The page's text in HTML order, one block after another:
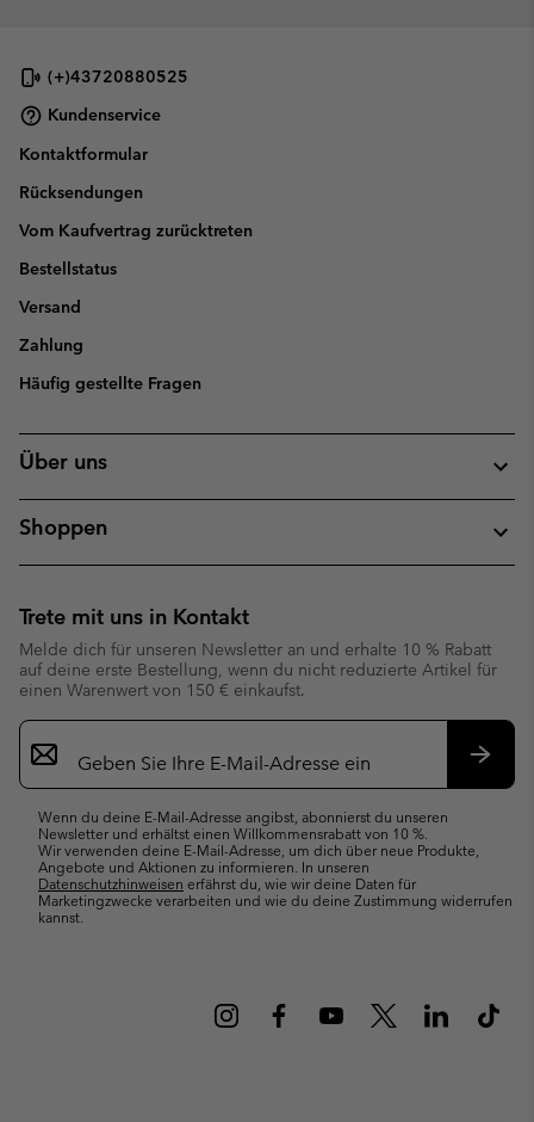
(+)43720880525
Kundenservice
Kontaktformular
Rücksendungen
Vom Kaufvertrag zurücktreten
Bestellstatus
Versand
Zahlung
Häufig gestellte Fragen
Über uns
Shoppen
Trete mit uns in Kontakt
Melde dich für unseren Newsletter an und erhalte 10 % Rabatt
auf deine erste Bestellung, wenn du nicht reduzierte Artikel für
einen Warenwert von 150 € einkaufst.
Newsletter-
Anmeldung
Wenn du deine E-Mail-Adresse angibst, abonnierst du unseren
Newsletter und erhältst einen Willkommensrabatt von 10 %.
Wir verwenden deine E-Mail-Adresse, um dich über neue Produkte,
Angebote und Aktionen zu informieren. In unseren
Datenschutzhinweisen erfährst du, wie wir deine Daten für
Marketingzwecke verarbeiten und wie du deine Zustimmung widerrufen
kannst.